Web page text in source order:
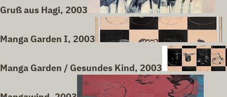
Gruß aus Hagi, 2003
Manga Garden I, 2003
Manga Garden / Gesundes Kind, 2003